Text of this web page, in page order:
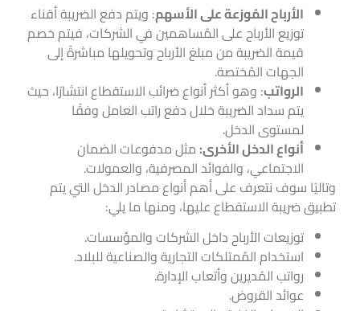
الأرباح المُوزعة على الأسهم: ويتم دفع الضريبة أقناء
توزيع الأرباح على المُساهمين في الشركات، فيتم خصم
قيمة الضريبة من مبلغ الأرباح وتحويلها مباشرةً إلى
الجهات المُختصة.
الرواتب: وهو أكثر أنواع ضرائب الاستقطاع انتشارًا، حيث
يتم سداد الضريبة خلال دفع راتب العامل وفقًا
لمستوى الدخل.
أنواع الدخل الأخرى: مثل مدفوعات الضمان
الاجتماعي، والفوائد المصرفية، والعمولات.
وتاليًا سوف نتعرف على أهم أنواع مصادر الدخل التي يتم
تطبيق ضريبة الاستقطاع عليها، ومنها ما يلي:
توزيعات الأرباح داخل الشركات والمؤسسات.
استخدام المُمتلكات التجارية والصناعية للبلاد.
رواتب المُديرين وأتعاب الإدارة.
عوائد القروض.